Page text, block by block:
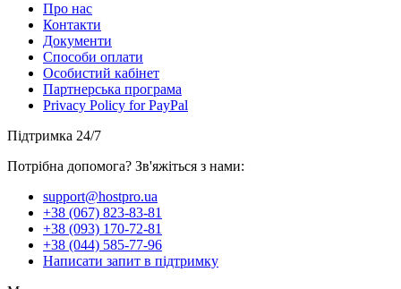
Про нас
Контакти
Документи
Способи оплати
Особистий кабінет
Партнерська програма
Privacy Policy for PayPal
Підтримка 24/7
Потрібна допомога? Зв'яжіться з нами:
support@hostpro.ua
+38 (067) 823-83-81
+38 (093) 170-72-81
+38 (044) 585-77-96
Написати запит в підтримку